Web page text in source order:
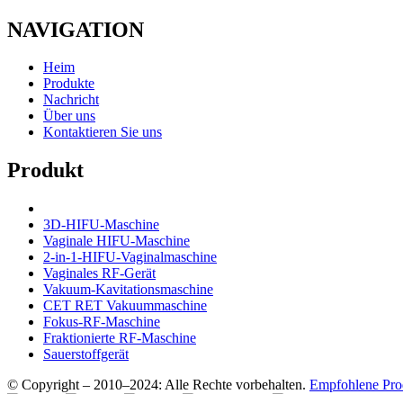
NAVIGATION
Heim
Produkte
Nachricht
Über uns
Kontaktieren Sie uns
Produkt
3D-HIFU-Maschine
Vaginale HIFU-Maschine
2-in-1-HIFU-Vaginalmaschine
Vaginales RF-Gerät
Vakuum-Kavitationsmaschine
CET RET Vakuummaschine
Fokus-RF-Maschine
Fraktionierte RF-Maschine
Sauerstoffgerät
© Copyright – 2010–2024: Alle Rechte vorbehalten. Empfohlene